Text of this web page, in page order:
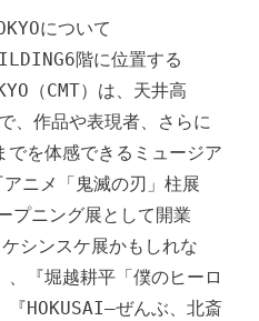
について
階に位置する
（CMT）は、天井高
、作品や表現者、さらに
でを体感できるミュージア
ニメ「鬼滅の刃」柱展
プニング展として開業
シンスケ展かもしれな
『堀越耕平「僕のヒーロ
『HOKUSAI―ぜんぶ、北斎